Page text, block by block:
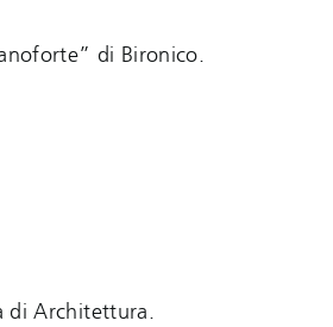
di Bironico.
di Architettura.